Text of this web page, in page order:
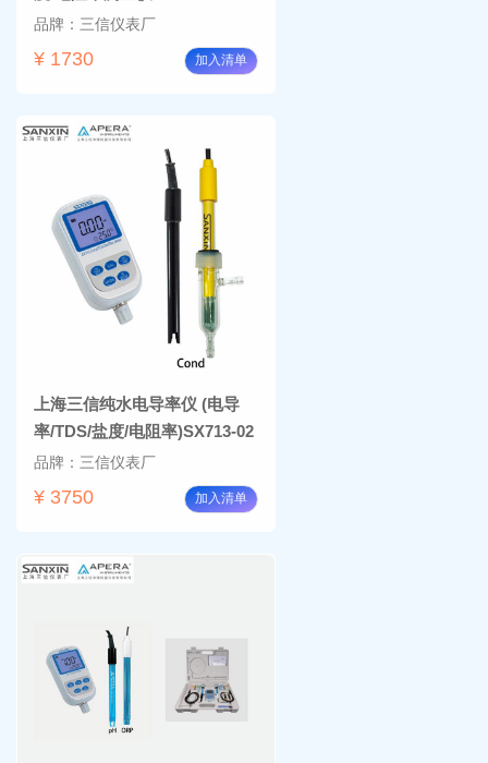
品牌：三信仪表厂
¥ 1730 加入清单
上海三信纯水电导率仪 (电导
率/TDS/盐度/电阻率)SX713-02
品牌：三信仪表厂
¥ 3750 加入清单